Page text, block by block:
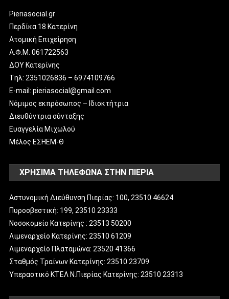
Pieriasocial.gr
Περδίκα 18 Κατερίνη
Ατομική Επιχείρηση
Α.Φ.Μ. 061722563
ΔΟΥ Κατερίνης
Tηλ: 2351026836 – 6974109766
E-mail: pieriasocial@gmail.com
Νόμιμος εκπρόσωπος – Ιδιοκτήτρια
Διευθύντρια σύνταξης
Ευαγγελία Μιχωλού
Μέλος ΕΣΗΕΜ-Θ
ΧΡΗΣΙΜΑ ΤΗΛΕΦΩΝΑ ΣΤΗΝ ΠΙΕΡΙΑ
Αστυνομική Διεύθυνση Πιερίας: 100, 23510 46624
Πυροσβεστική: 199, 23510 23333
Νοσοκομείο Κατερίνης : 23513 50200
Λιμεναρχείο Κατερίνης: 23510 61209
Λιμεναρχείο Πλαταμώνα: 23520 41366
Σταθμός Τραίνων Κατερίνης: 23510 23709
Υπεραστικό ΚΤΕΛ Ν.Πιερίας Κατερίνης: 23510 23313